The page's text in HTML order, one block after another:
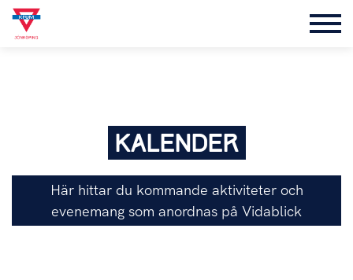
KALENDER
Här hittar du kommande aktiviteter och
evenemang som anordnas på Vidablick